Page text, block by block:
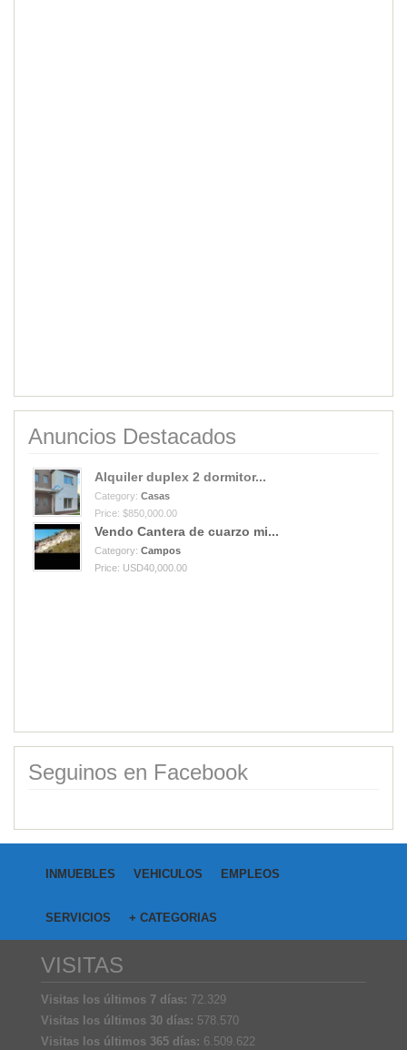
Anuncios Destacados
Alquiler duplex 2 dormitor...
Category: Casas
Price: $850,000.00
Vendo Cantera de cuarzo mi...
Category: Campos
Price: USD40,000.00
Seguinos en Facebook
INMUEBLES VEHICULOS EMPLEOS
SERVICIOS + CATEGORIAS
VISITAS
Visitas los últimos 7 días: 72.329
Visitas los últimos 30 días: 578.570
Visitas los últimos 365 días: 6.509.622